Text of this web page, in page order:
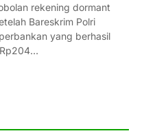
rekening dormant
Bareskrim Polri
yang berhasil